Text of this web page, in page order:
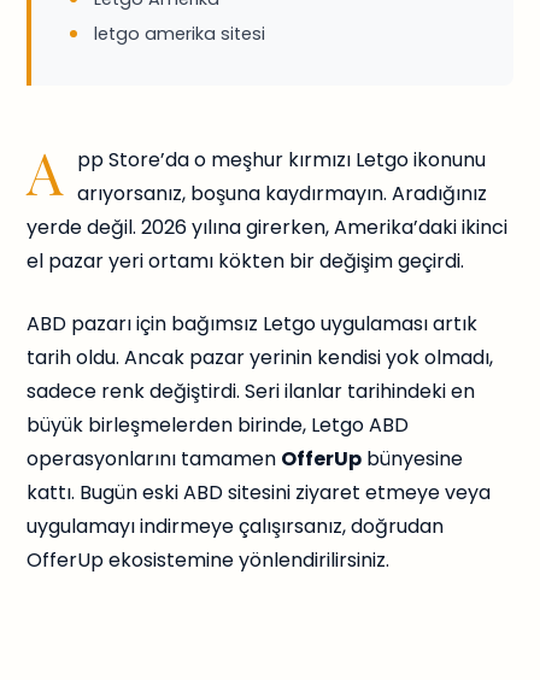
letgo amerika sitesi
A pp Store’da o meşhur kırmızı Letgo ikonunu
arıyorsanız, boşuna kaydırmayın. Aradığınız
yerde değil. 2026 yılına girerken, Amerika’daki ikinci
el pazar yeri ortamı kökten bir değişim geçirdi.
ABD pazarı için bağımsız Letgo uygulaması artık
tarih oldu. Ancak pazar yerinin kendisi yok olmadı,
sadece renk değiştirdi. Seri ilanlar tarihindeki en
büyük birleşmelerden birinde, Letgo ABD
operasyonlarını tamamen OfferUp bünyesine
kattı. Bugün eski ABD sitesini ziyaret etmeye veya
uygulamayı indirmeye çalışırsanız, doğrudan
OfferUp ekosistemine yönlendirilirsiniz.